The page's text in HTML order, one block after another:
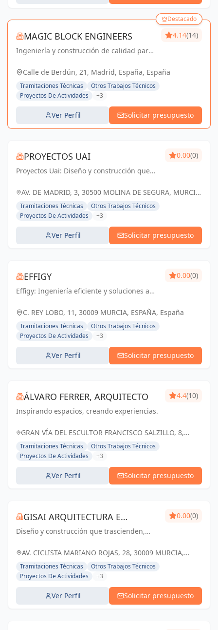
Destacado
MAGIC BLOCK ENGINEERS
Ingeniería y construcción de calidad para
Nueva.
4.14(14)
Calle de Berdún, 21, Madrid, España, España
Tramitaciones Técnicas
Otros Trabajos Técnicos
Proyectos De Actividades
+3
Ver Perfil Solicitar presupuesto
PROYECTOS UAI
Proyectos Uai: Diseño y construcción que
0.00(0)
AV. DE MADRID, 3, 30500 MOLINA DE SEGURA, MURCIA,
ESPAÑA, España
Tramitaciones Técnicas
Otros Trabajos Técnicos
Proyectos De Actividades
+3
Ver Perfil Solicitar presupuesto
EFFIGY
Effigy: Ingeniería eficiente y soluciones a
Murcia.
0.00(0)
C. REY LOBO, 11, 30009 MURCIA, ESPAÑA, España
Tramitaciones Técnicas
Otros Trabajos Técnicos
Proyectos De Actividades
+3
Ver Perfil Solicitar presupuesto
ÁLVARO FERRER, ARQUITECTO
Inspirando espacios, creando experiencias.
4.4(10)
GRAN VÍA DEL ESCULTOR FRANCISCO SALZILLO, 8,
MURCIA, ESPAÑA, España
Tramitaciones Técnicas
Otros Trabajos Técnicos
Proyectos De Actividades
+3
Ver Perfil Solicitar presupuesto
GISAI ARQUITECTURA E
INGENIERIA
Diseño y construcción que trascienden,
0.00(0)
AV. CICLISTA MARIANO ROJAS, 28, 30009 MURCIA,
ESPAÑA, España
Tramitaciones Técnicas
Otros Trabajos Técnicos
Proyectos De Actividades
+3
Ver Perfil Solicitar presupuesto